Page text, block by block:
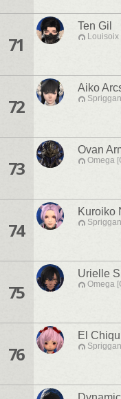
71
Ten Gil
Louisoix
72
Aiko
73
Ovan
Omega
74
Kuroiko
75
Urielle
Omega
76
El